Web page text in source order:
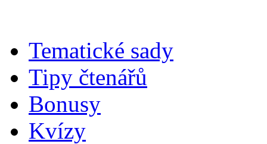
Tematické sady
Tipy čtenářů
Bonusy
Kvízy